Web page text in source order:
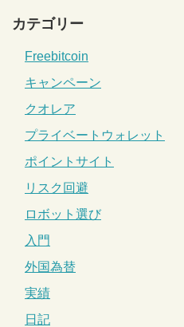
カテゴリー
Freebitcoin
キャンペーン
クオレア
プライベートウォレット
ポイントサイト
リスク回避
ロボット選び
入門
外国為替
実績
日記